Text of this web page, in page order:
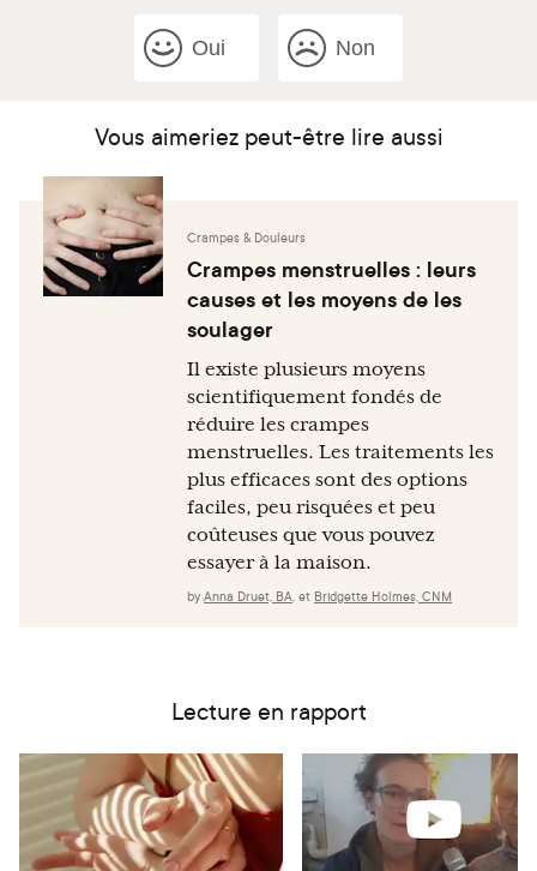
Oui Non
Vous aimeriez peut-être lire aussi
Crampes & Douleurs
Crampes menstruelles : leurs
causes et les moyens de les
soulager
Il existe plusieurs moyens
scientifiquement fondés de
réduire les crampes
menstruelles. Les traitements les
plus efficaces sont des options
faciles, peu risquées et peu
coûteuses que vous pouvez
essayer à la maison.
by Anna Druet, BA, et Bridgette Holmes, CNM
Lecture en rapport